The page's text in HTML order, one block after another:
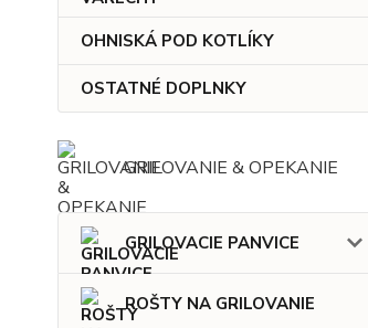
OHNISKÁ POD KOTLÍKY
OSTATNÉ DOPLNKY
GRILOVANIE & OPEKANIE
GRILOVACIE PANVICE
ROŠTY NA GRILOVANIE